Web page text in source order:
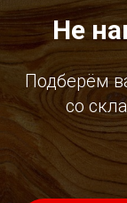
Не
Подберём
со